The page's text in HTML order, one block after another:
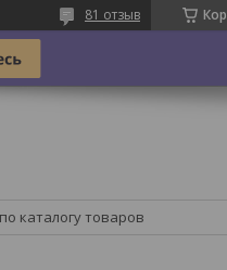
81 отзыв